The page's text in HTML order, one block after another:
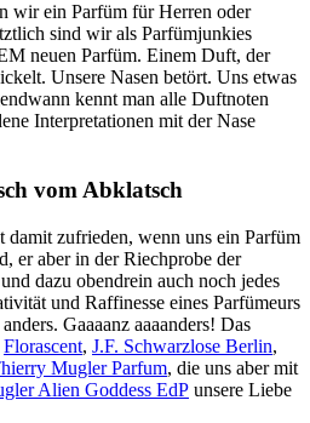
wir ein Parfüm für Herren oder
sind wir als Parfümjunkies
neuen Parfüm. Einem Duft, der
Unsere Nasen betört. Uns etwas
kennt man alle Duftnoten
Interpretationen mit der Nase
vom Abklatsch
damit zufrieden, wenn uns ein Parfüm
er aber in der Riechprobe der
dazu obendrein auch noch jedes
und Raffinesse eines Parfümeurs
Gaaaanz aaaanders! Das
Florascent, J.F. Schwarzlose Berlin,
Mugler Parfum, die uns aber mit
Alien Goddess EdP unsere Liebe